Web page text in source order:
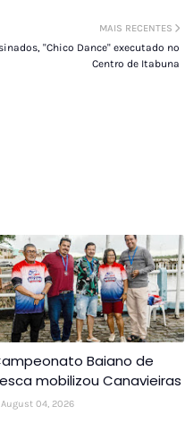
MAIS RECENTES
"Chico Dance" executado no
Centro de Itabuna
Baiano de
mobilizou Canavieiras
August 04, 2026